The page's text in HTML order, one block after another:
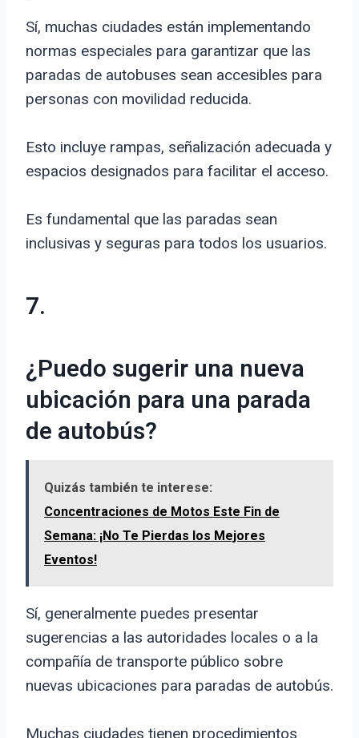
Sí, muchas ciudades están implementando
normas especiales para garantizar que las
paradas de autobuses sean accesibles para
personas con movilidad reducida.
Esto incluye rampas, señalización adecuada y
espacios designados para facilitar el acceso.
Es fundamental que las paradas sean
inclusivas y seguras para todos los usuarios.
7.
¿Puedo sugerir una nueva
ubicación para una parada
de autobús?
Quizás también te interese:
Concentraciones de Motos Este Fin de
Semana: ¡No Te Pierdas los Mejores
Eventos!
Sí, generalmente puedes presentar
sugerencias a las autoridades locales o a la
compañía de transporte público sobre
nuevas ubicaciones para paradas de autobús.
Muchas ciudades tienen procedimientos